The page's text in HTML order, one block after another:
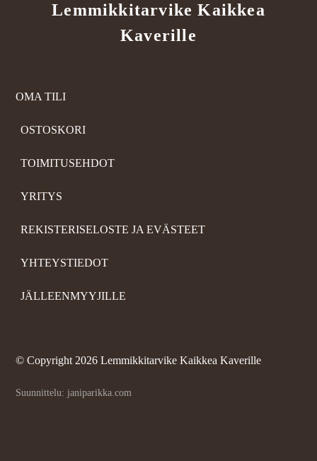
Lemmikkitarvike Kaikkea
Kaverille
OMA TILI
OSTOSKORI
TOIMITUSEHDOT
YRITYS
REKISTERISELOSTE JA EVÄSTEET
YHTEYSTIEDOT
JÄLLEENMYYJILLE
© Copyright 2026 Lemmikkitarvike Kaikkea Kaverille
Suunnittelu: janiparikka.com